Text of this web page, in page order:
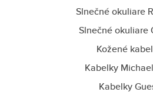
Slnečné okuliare
Slnečné okuliare
Kožené
Kabelky
Kabelky